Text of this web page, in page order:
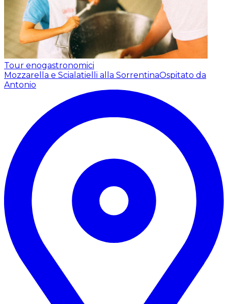
Tour enogastronomici
Mozzarella e Scialatielli alla SorrentinaOspitato da
Antonio